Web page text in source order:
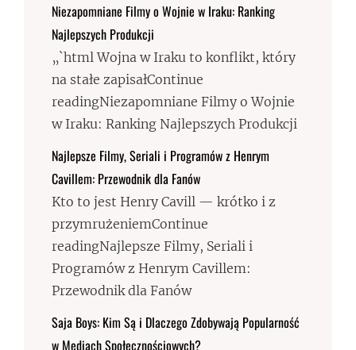
Niezapomniane Filmy o Wojnie w Iraku: Ranking
Najlepszych Produkcji
„`html Wojna w Iraku to konflikt, który
na stałe zapisałContinue
readingNiezapomniane Filmy o Wojnie
w Iraku: Ranking Najlepszych Produkcji
Najlepsze Filmy, Seriali i Programów z Henrym
Cavillem: Przewodnik dla Fanów
Kto to jest Henry Cavill — krótko i z
przymrużeniemContinue
readingNajlepsze Filmy, Seriali i
Programów z Henrym Cavillem:
Przewodnik dla Fanów
Saja Boys: Kim Są i Dlaczego Zdobywają Popularność
w Mediach Społecznościowych?